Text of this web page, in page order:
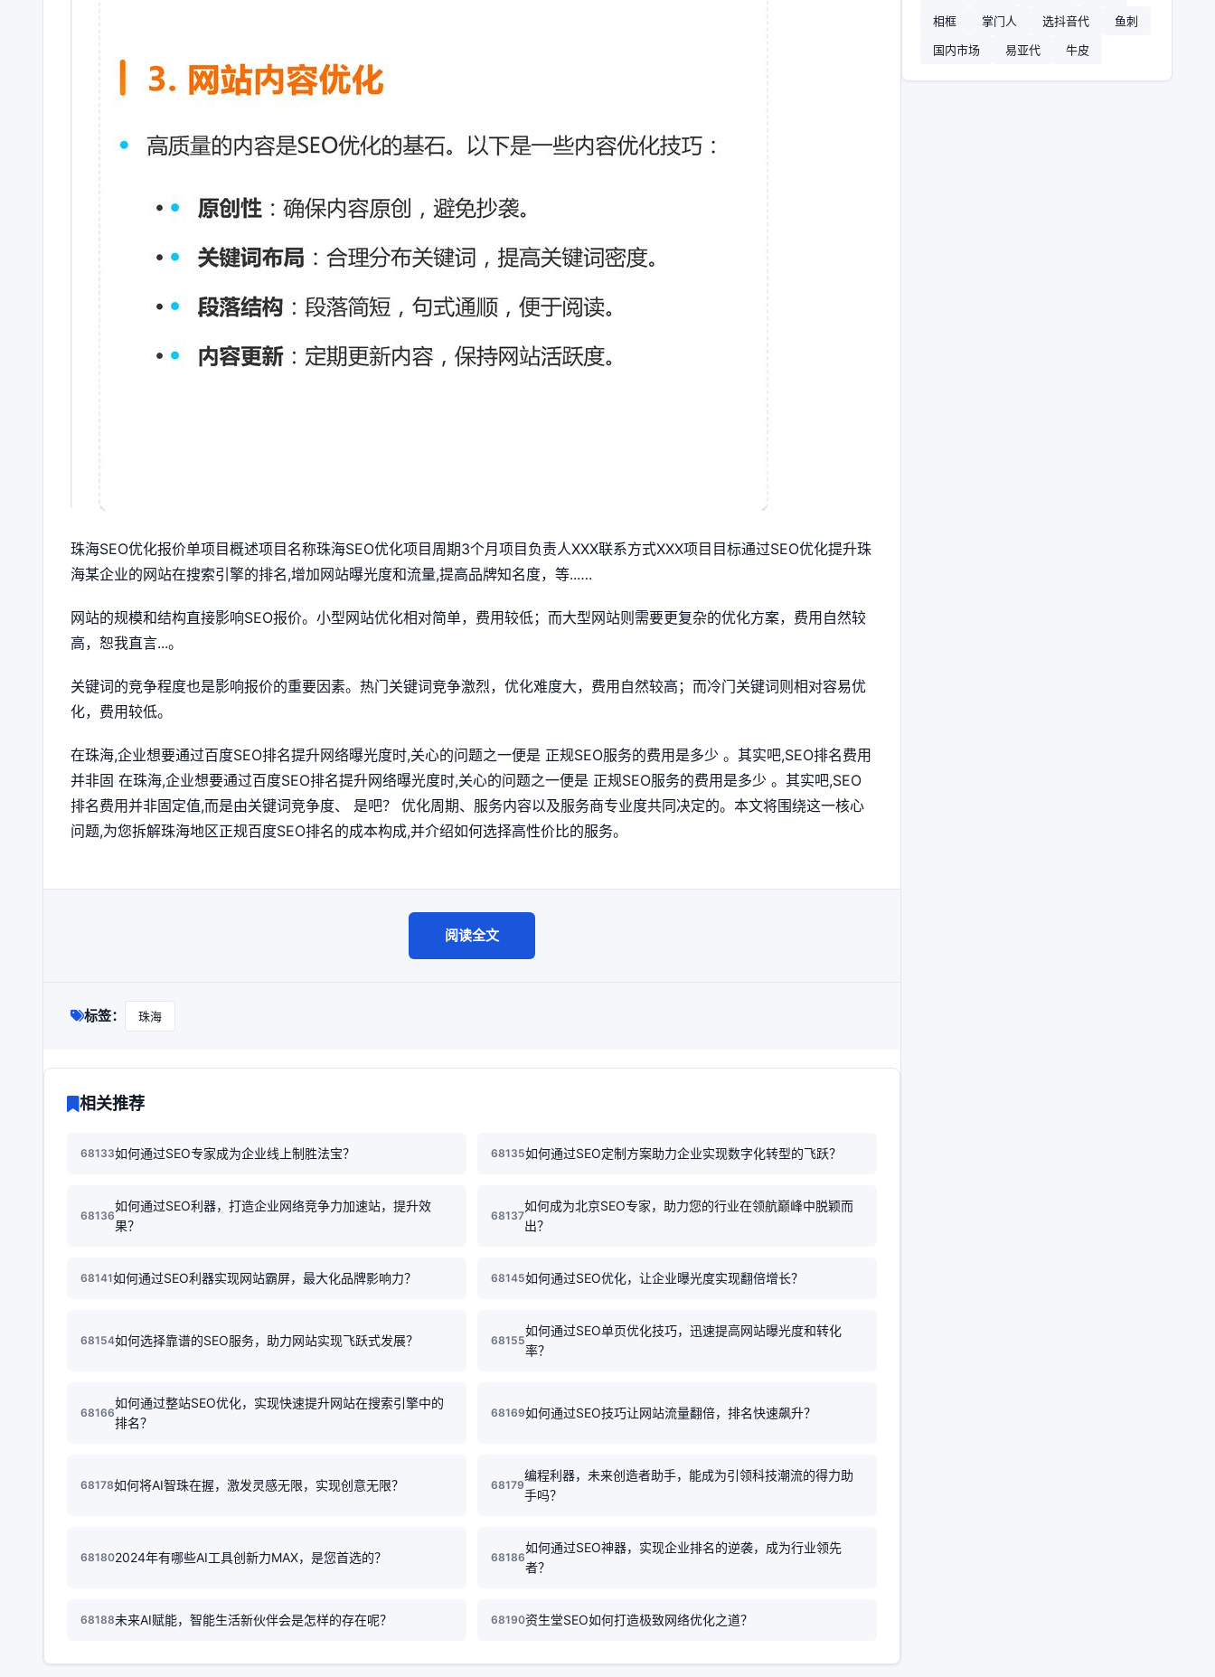
珠海SEO优化报价单项目概述项目名称珠海SEO优化项目周期3个月项目负责人XXX联系方式XXX项目目标通过SEO优化提升珠
海某企业的网站在搜索引擎的排名,增加网站曝光度和流量,提高品牌知名度，等..….
网站的规模和结构直接影响SEO报价。小型网站优化相对简单，费用较低；而大型网站则需要更复杂的优化方案，费用自然较
高，恕我直言...。
关键词的竞争程度也是影响报价的重要因素。热门关键词竞争激烈，优化难度大，费用自然较高；而冷门关键词则相对容易优
化，费用较低。
在珠海,企业想要通过百度SEO排名提升网络曝光度时,关心的问题之一便是 正规SEO服务的费用是多少 。其实吧,SEO排名费用
并非固 在珠海,企业想要通过百度SEO排名提升网络曝光度时,关心的问题之一便是 正规SEO服务的费用是多少 。其实吧,SEO
排名费用并非固定值,而是由关键词竞争度、 是吧？ 优化周期、服务内容以及服务商专业度共同决定的。本文将围绕这一核心
问题,为您拆解珠海地区正规百度SEO排名的成本构成,并介绍如何选择高性价比的服务。
阅读全文
标签： 珠海
相关推荐
68133如何通过SEO专家成为企业线上制胜法宝？ 68135如何通过SEO定制方案助力企业实现数字化转型的飞跃？
68136
如何通过SEO利器，打造企业网络竞争力加速站，提升效
果？
68137
如何成为北京SEO专家，助力您的行业在领航巅峰中脱颖而
出？
68141如何通过SEO利器实现网站霸屏，最大化品牌影响力？ 68145如何通过SEO优化，让企业曝光度实现翻倍增长？
68154如何选择靠谱的SEO服务，助力网站实现飞跃式发展？ 68155
如何通过SEO单页优化技巧，迅速提高网站曝光度和转化
率？
68166
如何通过整站SEO优化，实现快速提升网站在搜索引擎中的
排名？
68169如何通过SEO技巧让网站流量翻倍，排名快速飙升？
68178如何将AI智珠在握，激发灵感无限，实现创意无限？ 68179
编程利器，未来创造者助手，能成为引领科技潮流的得力助
手吗？
681802024年有哪些AI工具创新力MAX，是您首选的？ 68186
如何通过SEO神器，实现企业排名的逆袭，成为行业领先
者？
68188未来AI赋能，智能生活新伙伴会是怎样的存在呢？ 68190资生堂SEO如何打造极致网络优化之道？
相框
掌门人 选抖音代
鱼刺
国内市场
易亚代 牛皮